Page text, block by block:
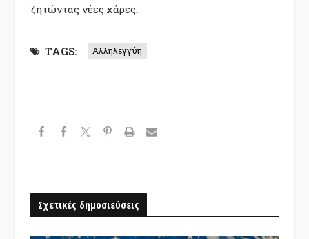
ζητώντας νέες χάρες.
TAGS: Αλληλεγγύη
Σχετικές δημοσιεύσεις